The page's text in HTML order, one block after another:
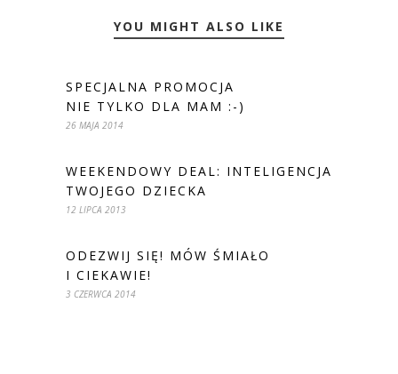
YOU MIGHT ALSO LIKE
SPECJALNA PROMOCJA
NIE TYLKO DLA MAM :-)
26 MAJA 2014
WEEKENDOWY DEAL: INTELIGENCJA
TWOJEGO DZIECKA
12 LIPCA 2013
ODEZWIJ SIĘ! MÓW ŚMIAŁO
I CIEKAWIE!
3 CZERWCA 2014